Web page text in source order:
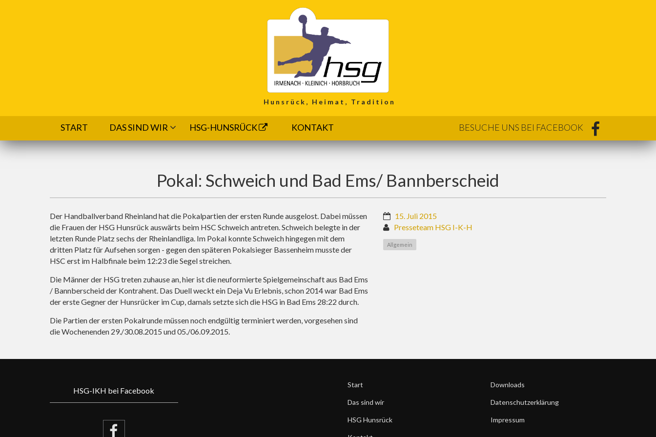
Hunsrück, Heimat, Tradition
START DAS SIND WIR HSG-HUNSRÜCK KONTAKT BESUCHE UNS BEI FACEBOOK
Pokal: Schweich und Bad Ems/ Bannberscheid
Der Handballverband Rheinland hat die Pokalpartien der ersten Runde ausgelost. Dabei müssen
die Frauen der HSG Hunsrück auswärts beim HSC Schweich antreten. Schweich belegte in der
letzten Runde Platz sechs der Rheinlandliga. Im Pokal konnte Schweich hingegen mit dem
dritten Platz für Aufsehen sorgen - gegen den späteren Pokalsieger Bassenheim musste der
HSC erst im Halbfinale beim 12:23 die Segel streichen.
Die Männer der HSG treten zuhause an, hier ist die neuformierte Spielgemeinschaft aus Bad Ems
/ Bannberscheid der Kontrahent. Das Duell weckt ein Deja Vu Erlebnis, schon 2014 war Bad Ems
der erste Gegner der Hunsrücker im Cup, damals setzte sich die HSG in Bad Ems 28:22 durch.
Die Partien der ersten Pokalrunde müssen noch endgültig terminiert werden, vorgesehen sind
die Wochenenden 29./30.08.2015 und 05./06.09.2015.
15. Juli 2015
Presseteam HSG I-K-H
Allgemein
HSG-IKH bei Facebook
Start
Das sind wir
HSG Hunsrück
Downloads
Datenschutzerklärung
Impressum